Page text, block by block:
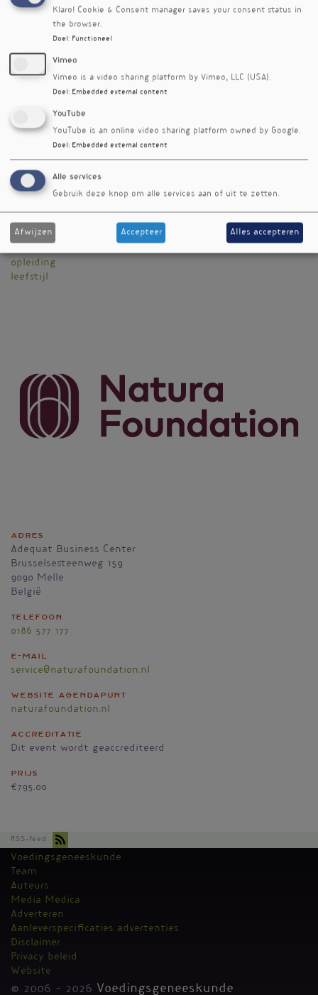
Maandag 20/07
Maandag 27/07
Maandag 03/08
Maandag 10/08
Maandag 17/08
Maandag 24/08
[terug naar de agenda] Volgend event >
Event soort
opleiding
Online?
hybride (klassikaal/online)
opleiding
leefstijl
Adres
Adequat Business Center
Brusselsesteenweg 159
9090 Melle
België
Telefoon
0186 577 177
E-mail
service@naturafoundation.nl
Website agendapunt
naturafoundation.nl
Accreditatie
Dit event wordt geaccrediteerd
Prijs
€795.00
RSS-feed
Kantoormenu
Voedingsgeneeskunde
Team
Auteurs
Media Medica
Adverteren
Aanleverspecificaties advertenties
Disclaimer
Privacy beleid
Website
© 2006 - 2026 Voedingsgeneeskunde
Klaro! Cookie & Consent manager saves your consent status in
the browser.
Doel : Functioneel
Vimeo
Vimeo is a video sharing platform by Vimeo, LLC (USA).
Doel : Embedded external content
YouTube
YouTube is an online video sharing platform owned by Google.
Doel : Embedded external content
Alle services
Gebruik deze knop om alle services aan of uit te zetten.
Afwijzen Accepteer Alles accepteren